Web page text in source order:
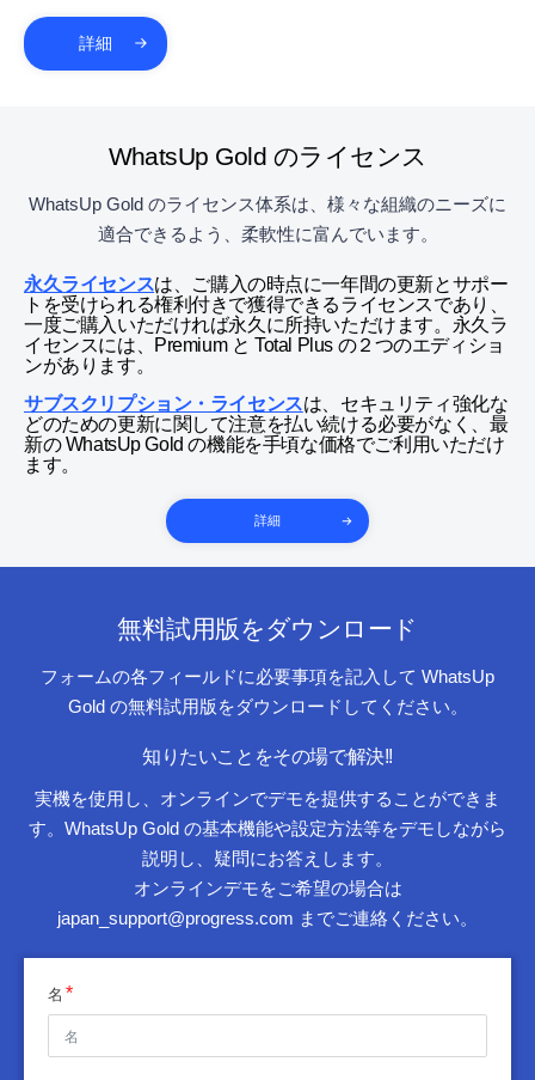
詳細
WhatsUp Gold のライセンス
WhatsUp Gold のライセンス体系は、様々な組織のニーズに
適合できるよう、柔軟性に富んでいます。
永久ライセンスは、ご購入の時点に一年間の更新とサポー
トを受けられる権利付きで獲得できるライセンスであり、
一度ご購入いただければ永久に所持いただけます。永久ラ
イセンスには、Premium と Total Plus の２つのエディショ
ンがあります。
サブスクリプション・ライセンスは、セキュリティ強化な
どのための更新に関して注意を払い続ける必要がなく、最
新の WhatsUp Gold の機能を手頃な価格でご利用いただけ
ます。
詳細
無料試用版をダウンロード
フォームの各フィールドに必要事項を記入して WhatsUp
Gold の無料試用版をダウンロードしてください。
知りたいことをその場で解決!!
実機を使用し、オンラインでデモを提供することができま
す。WhatsUp Gold の基本機能や設定方法等をデモしながら
説明し、疑問にお答えします。
オンラインデモをご希望の場合は
japan_support@progress.com までご連絡ください。
名